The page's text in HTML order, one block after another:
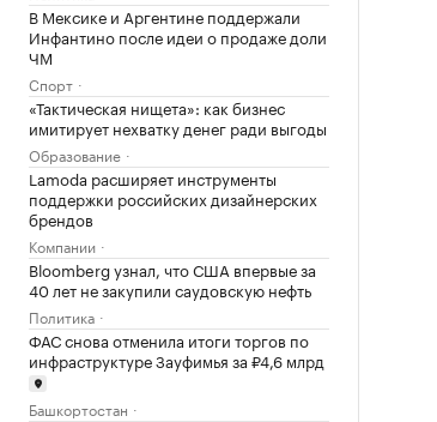
В Мексике и Аргентине поддержали
Инфантино после идеи о продаже доли
ЧМ
Спорт
«Тактическая нищета»: как бизнес
имитирует нехватку денег ради выгоды
Образование
Lamoda расширяет инструменты
поддержки российских дизайнерских
брендов
Компании
Bloomberg узнал, что США впервые за
40 лет не закупили саудовскую нефть
Политика
ФАС снова отменила итоги торгов по
инфраструктуре Зауфимья за ₽4,6 млрд
Башкортостан